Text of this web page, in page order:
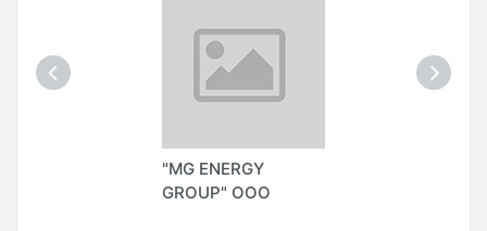
"MG ENERGY
GROUP" ООО